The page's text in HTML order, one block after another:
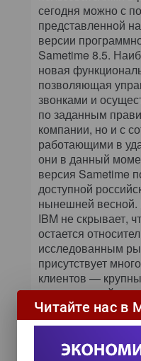
сегодня можно с
представленной
версии
Sametime 8.5.
новая
позволяющая
звонками и
по заданным
компании, но и с
работающими в
они в данный
версия Sametime
доступной
нынешней весной.
IBM не скрывает,
остается
исследованным
присутствует
клиентов —
и организаций.
Помочь
увеличив при этом
мнению Боба
Читайте нас в